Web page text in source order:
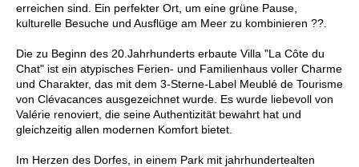
erreichen sind. Ein perfekter Ort, um eine grüne Pause,
kulturelle Besuche und Ausflüge am Meer zu kombinieren ??.
Die zu Beginn des 20.Jahrhunderts erbaute Villa "La Côte du
Chat" ist ein atypisches Ferien- und Familienhaus voller Charme
und Charakter, das mit dem 3-Sterne-Label Meublé de Tourisme
von Clévacances ausgezeichnet wurde. Es wurde liebevoll von
Valérie renoviert, die seine Authentizität bewahrt hat und
gleichzeitig allen modernen Komfort bietet.
Im Herzen des Dorfes, in einem Park mit jahrhundertealten